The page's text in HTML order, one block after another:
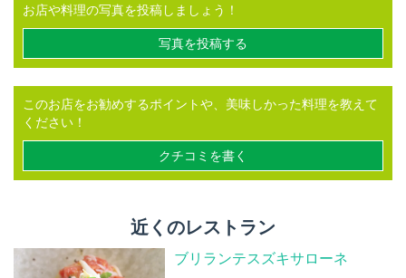
お店や料理の写真を投稿しましょう！
写真を投稿する
このお店をお勧めするポイントや、美味しかった料理を教えて
ください！
クチコミを書く
近くのレストラン
ブリランテスズキサローネ